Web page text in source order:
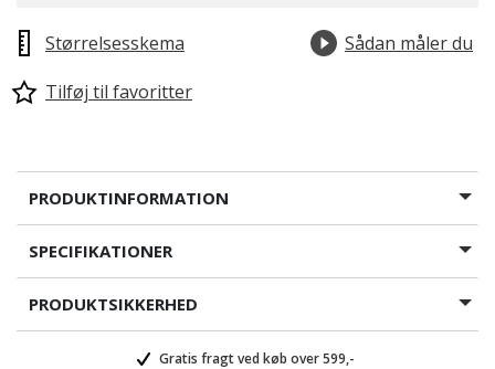
Størrelsesskema
Sådan måler du
Tilføj til favoritter
PRODUKTINFORMATION
SPECIFIKATIONER
PRODUKTSIKKERHED
Gratis fragt ved køb over 599,-